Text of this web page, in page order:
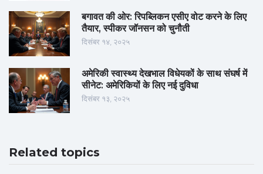
बगावत की ओर: रिपब्लिकन एसीए वोट करने के लिए
तैयार, स्पीकर जॉनसन को चुनौती
दिसंबर १४, २०२५
अमेरिकी स्वास्थ्य देखभाल विधेयकों के साथ संघर्ष में
सीनेट: अमेरिकियों के लिए नई दुविधा
दिसंबर १३, २०२५
Related topics